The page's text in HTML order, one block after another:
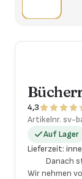
4,3
Artikelnr. sv-
Auf Lager
Lieferzeit:
Danach
Wir nehmen